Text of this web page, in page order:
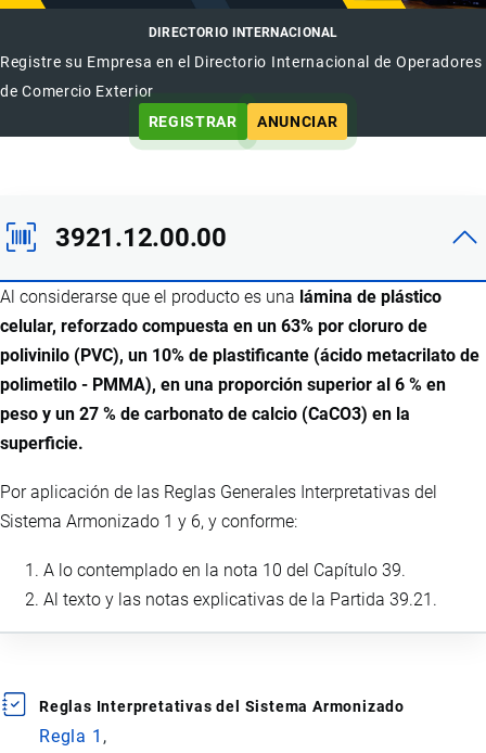
DIRECTORIO INTERNACIONAL
Registre su Empresa en el Directorio Internacional de Operadores
de Comercio Exterior
REGISTRAR
ANUNCIAR
3921.12.00.00
Al considerarse que el producto es una lámina de plástico
celular, reforzado compuesta en un 63% por cloruro de
polivinilo (PVC), un 10% de plastificante (ácido metacrilato de
polimetilo - PMMA), en una proporción superior al 6 % en
peso y un 27 % de carbonato de calcio (CaCO3) en la
superficie.
Por aplicación de las Reglas Generales Interpretativas del
Sistema Armonizado 1 y 6, y conforme:
A lo contemplado en la nota 10 del Capítulo 39.
Al texto y las notas explicativas de la Partida 39.21.
Reglas Interpretativas del Sistema Armonizado
Regla 1